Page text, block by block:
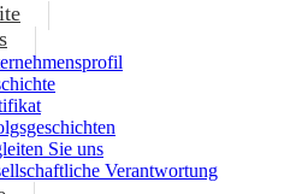
Sie uns
Verantwortung